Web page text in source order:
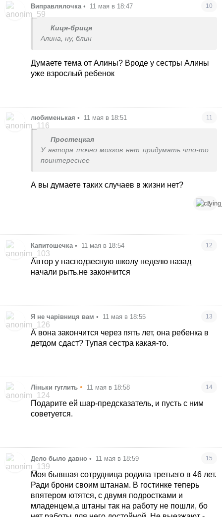
Виправлялочка • 11 мая в 18:47 10
Киця-бриця
Алина, ну, блин
Думаете тема от Алины? Вроде у сестры Алины
уже взрослый ребенок
любименькая • 11 мая в 18:51 11
Простецкая
У автора точно мозгов нет придумать что-то
поинтереснее
А вы думаете таких случаев в жизни нет?
2
Капитошечка • 11 мая в 18:54 12
Автор у насподзесную школу неделю назад
начали рыть.не закончится
Я не чарівниця вам • 11 мая в 18:55 13
А вона закончится через пять лет, она ребенка в
детдом сдаст? Тупая сестра какая-то.
Ліньки гуглить • 11 мая в 18:58 14
Подарите ей шар-предсказатель, и пусть с ним
советуется.
Дело было давно • 11 мая в 18:59 15
Моя бывшая сотрудница родила третьего в 46 лет.
Ради брони своим штанам. В гостинке теперь
впятером ютятся, с двумя подростками и
младенцем,а штаны так на работу не пошли, бо